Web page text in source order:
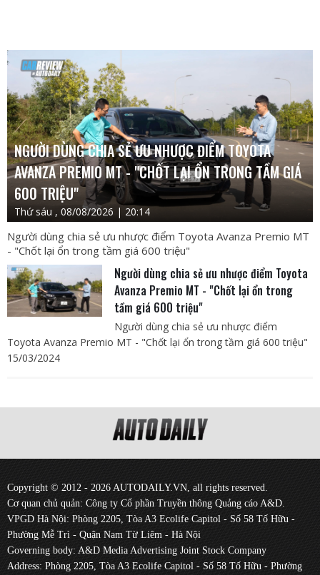
NGƯỜI DÙNG CHIA SẺ ƯU NHƯỢC ĐIỂM TOYOTA
AVANZA PREMIO MT - "CHỐT LẠI ỔN TRONG TẦM GIÁ
600 TRIỆU"
Thứ sáu , 08/08/2026 | 20:14
Người dùng chia sẻ ưu nhược điểm Toyota Avanza Premio MT
- "Chốt lại ổn trong tầm giá 600 triệu"
Người dùng chia sẻ ưu nhược điểm Toyota
Avanza Premio MT - "Chốt lại ổn trong
tầm giá 600 triệu"
Người dùng chia sẻ ưu nhược điểm
Toyota Avanza Premio MT - "Chốt lại ổn trong tầm giá 600 triệu"
15/03/2024
Copyright © 2012 - 2026 AUTODAILY.VN, all rights reserved.
Cơ quan chủ quản: Công ty Cổ phần Truyền thông Quảng cáo A&D.
VPGD Hà Nội: Phòng 2205, Tòa A3 Ecolife Capitol - Số 58 Tố Hữu -
Phường Mễ Trì - Quận Nam Từ Liêm - Hà Nội
Governing body: A&D Media Advertising Joint Stock Company
Address: Phòng 2205, Tòa A3 Ecolife Capitol - Số 58 Tố Hữu - Phường